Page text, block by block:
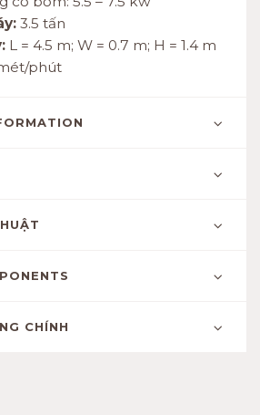
3.5 tấn
L = 4.5 m; W = 0.7 m; H = 1.4 m
phút
CHÍNH